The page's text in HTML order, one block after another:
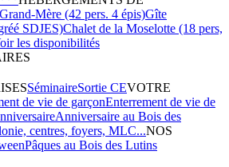
Mère (42 pers. 4 épis)Gîte
SDJES)Chalet de la Moselotte (18 pers,
les disponibilités
SéminaireSortie CEVOTRE
de vie de garçonEnterrement de vie de
Anniversaire au Bois des
centres, foyers, MLC...NOS
Pâques au Bois des Lutins